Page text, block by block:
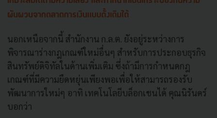
ผันผวนจากตลาดการเงินแบบดั้งเดิมได้
นอกเหนือจากนี้ สำนักงาน ก.ล.ต. ยังอยู่ระหว่างการ
พิจารณาร่างกฎเกณฑ์ใหม่อื่นๆ สำหรับการประกอบธุรกิจ
สินทรัพย์ดิจิทัลในด้านเพิ่มเติม ซึ่งถ้ามีการกำหนดกฎ
เกณฑ์ที่มีความยืดหยุ่นเพียงพอเพื่อให้สามารถรองรับ
พัฒนาการใหม่ๆ อาทิ เทคโนโลยีบล็อกเชนได้ คุณนิรันดร์
บอกว่า